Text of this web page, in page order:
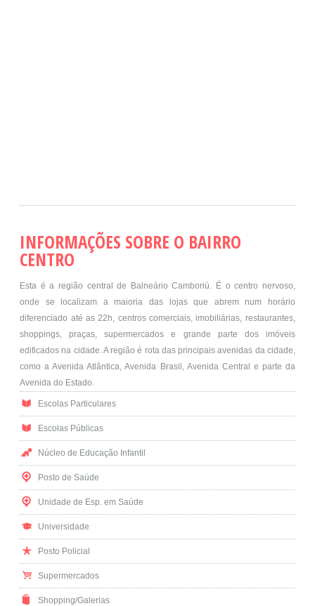
INFORMAÇÕES SOBRE O BAIRRO
CENTRO
Esta é a região central de Balneário Camboriú. É o centro nervoso,
onde se localizam a maioria das lojas que abrem num horário
diferenciado até as 22h, centros comerciais, imobiliárias, restaurantes,
shoppings, praças, supermercados e grande parte dos imóveis
edificados na cidade. A região é rota das principais avenidas da cidade,
como a Avenida Atlântica, Avenida Brasil, Avenida Central e parte da
Avenida do Estado.
Escolas Particulares
Escolas Públicas
Núcleo de Educação Infantil
Posto de Saúde
Unidade de Esp. em Saúde
Universidade
Posto Policial
Supermercados
Shopping/Galerias